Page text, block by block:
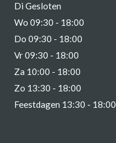
Di Gesloten
Wo 09:30 - 18:00
Do 09:30 - 18:00
Vr 09:30 - 18:00
Za 10:00 - 18:00
Zo 13:30 - 18:00
Feestdagen 13:30 - 18:00